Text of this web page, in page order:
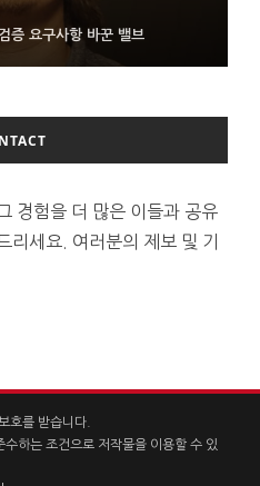
증 요구사항 바꾼 밸브
로이드 장치용 구글 어시스턴트
ZHBM·ZNAND-O 모형 처음 선
성전자
경험을 더 많은 이들과 공유
리세요. 여러분의 제보 및 기
호를 받습니다.
하는 조건으로 저작물을 이용할 수 있